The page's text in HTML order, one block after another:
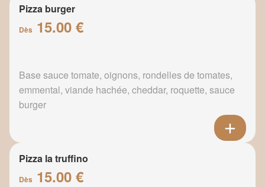
Pizza burger
Dès 15.00 €
Base sauce tomate, oignons, rondelles de tomates,
emmental, viande hachée, cheddar, roquette, sauce
burger
Pizza la truffino
Dès 15.00 €